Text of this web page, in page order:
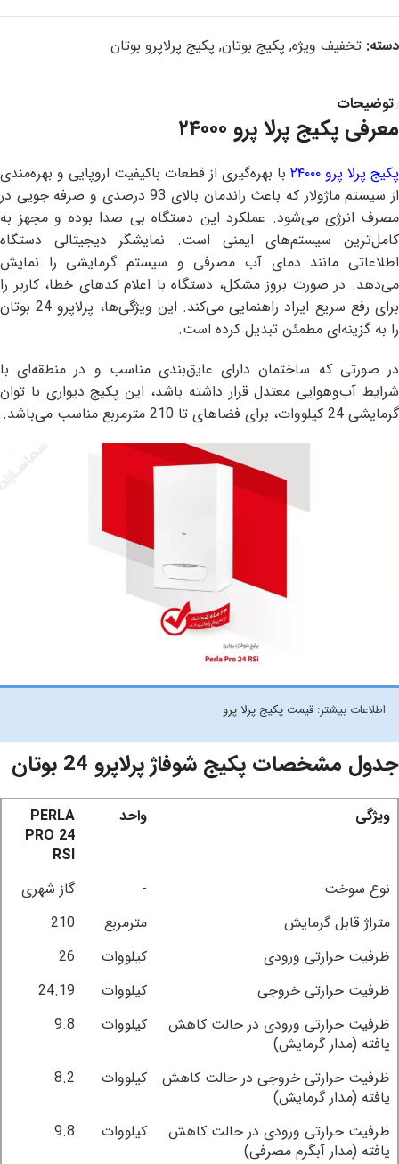
دسته: تخفیف ویژه, پکیج بوتان, پکیج پرلاپرو بوتان
توضیحات
معرفی پکیج پرلا پرو ۲۴۰۰۰
پکیج پرلا پرو ۲۴۰۰۰
با بهره‌گیری از قطعات باکیفیت اروپایی و بهره‌مندی
از سیستم ماژولار که باعث راندمان بالای 93 درصدی و صرفه جویی در
مصرف انرژی می‌شود. عملکرد این دستگاه بی صدا بوده و مجهز به
کامل‌ترین سیستم‌های ایمنی است. نمایشگر دیجیتالی دستگاه
اطلاعاتی مانند دمای آب مصرفی و سیستم گرمایشی را نمایش
می‌دهد. در صورت بروز مشکل، دستگاه با اعلام کدهای خطا، کاربر را
برای رفع سریع ایراد راهنمایی می‌کند. این ویژگی‌ها، پرلاپرو 24 بوتان
را به گزینه‌ای مطمئن تبدیل کرده است.
در صورتی که ساختمان دارای عایق‌بندی مناسب و در منطقه‌ای با
شرایط آب‌وهوایی معتدل قرار داشته باشد، این پکیج دیواری با توان
گرمایشی 24 کیلووات، برای فضاهای تا 210 مترمربع مناسب می‌باشد.
اطلاعات بیشتر: قیمت پکیج پرلا پرو
جدول مشخصات پکیج شوفاژ پرلاپرو 24 بوتان
ویژگی واحد
PERLA
PRO 24
RSI
نوع سوخت
-
گاز شهری
متراژ قابل گرمایش
مترمربع
210
ظرفیت حرارتی ورودی
کیلووات
26
ظرفیت حرارتی خروجی
کیلووات
24.19
ظرفیت حرارتی ورودی در حالت کاهش
یافته (مدار گرمایش)
کیلووات 9.8
ظرفیت حرارتی خروجی در حالت کاهش
یافته (مدار گرمایش)
کیلووات 8.2
ظرفیت حرارتی ورودی در حالت کاهش
یافته (مدار آبگرم مصرفی)
کیلووات 9.8